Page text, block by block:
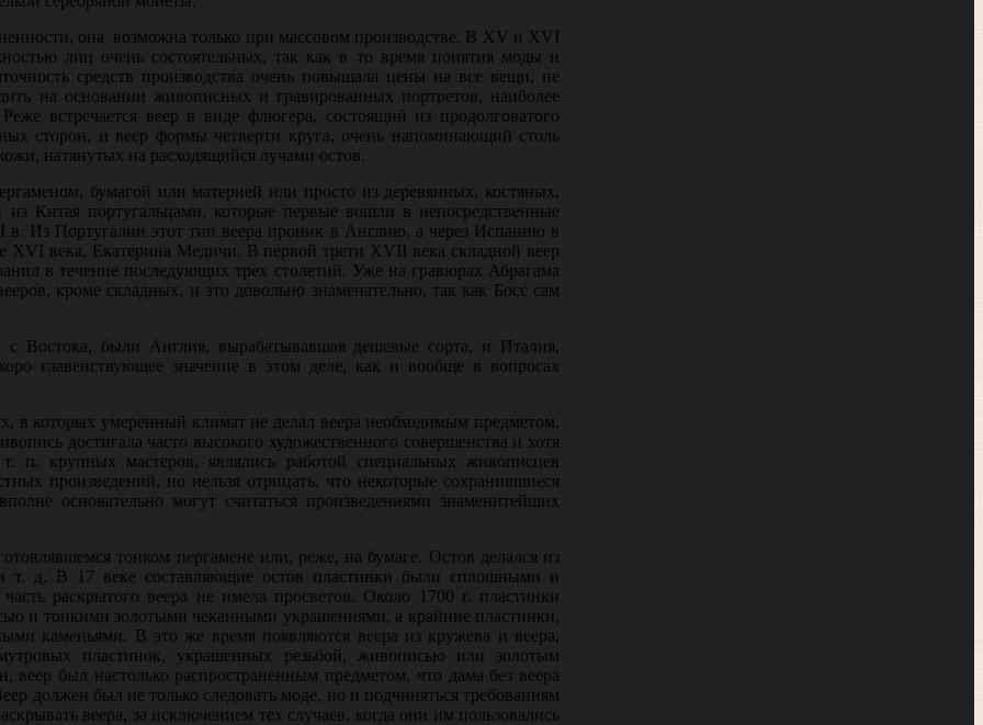
она возможна только при массовом производстве. В XV и XVI
лиц очень состоятельных, так как в то время понятия моды и
средств производства очень повышала цены на все вещи, не
на основании живописных и гравированных портретов, наиболее
встречается веер в виде флюгера, состоящий из продолгова­того
сто­рон, и веер формы четверти круга, очень напоминающий столь
натянутых на расходящийся лучами остов.
бумагой или материей или просто из деревянных, костяных,
Китая порту­гальцами, которые первые вошли в непосредственные
Из Португалии этот тип веера проник в Англию, а через Испанию в
XVI века, Екатерина Медичи. В пер­вой трети XVII века складной веер
в течение последующих трех столетий. Уже на гравюрах Абрагама
кроме складных, и это довольно знаменательно, так как Босс сам
Во­стока, были Англия, вырабатывавшая дешевые сорта, и Италия,
главенствующее значение в этом деле, как и вообще в вопросах
в которых умеренный климат не делал веера необходимым предметом,
достигала часто высокого художественного совершенства и хотя
крупных мастеров, являлись работой специальных живописцев
произведений, но нельзя отрицать, что некоторые сохранившиеся
основательно могут счи­таться произведениями знаменитейших
тонком пергамене или, реже, на бумаге. Остов делался из
и т. д. В 17 веке составляющие остов пластинки были сплошными и
раскрытого веера не имела просветов. Около 1700 г. пластинки
и тонкими золотыми чеканными украше­ниями, а крайние пластинки,
каменьями. В это же время появляются веера из кружева и веера,
пластинок, украшенных резьбой, живописью или золотым
был настолько распространенным предметом, что дама без веера
должен был не только сле­довать моде, но и подчиняться требованиям
веера, за исключением тех случаев, когда они им пользовались